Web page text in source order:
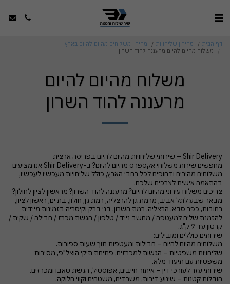
דף הבית מחירון שליחויות
מחירון משלוחים מהיום להיום בארץ
משלוח מהיום להיום מרעננה להוד השרון
משלוח מהיום להיום
מרעננה להוד השרון
מחפשים שירות משלוחי אקספרס מהיום להיום? ב-Shir Delivery אנו מציעים
משלוחים מהירים ודחופים לכל רחבי הארץ, כולל שליחויות מעכשיו לעכשיו,
צריכים משלוח עירוני מהיום להיום? מרעננה להוד השרון? מראשון לציון לחולון?
מבאר שבע לתל אביב, מרמת גן להרצליה, רמת גן, חולון, בת ים, ראשון לציון,
רחובות, כפר סבא, הרצליה, רמת השרון, בני ברק וקיסריה בזמינות מיידית
להזמנת שליח למעטפה / מחשב נייד / טלפון / הגשת מכרז / חבילה / שקית /
שליחויות משפטיות – הגשות למכרזים, פתיחת תיקי הוצל"פ, מסירות
הובלות קטנות – שינוע דירות, משרדים, משטחים וקווי חלוקה.